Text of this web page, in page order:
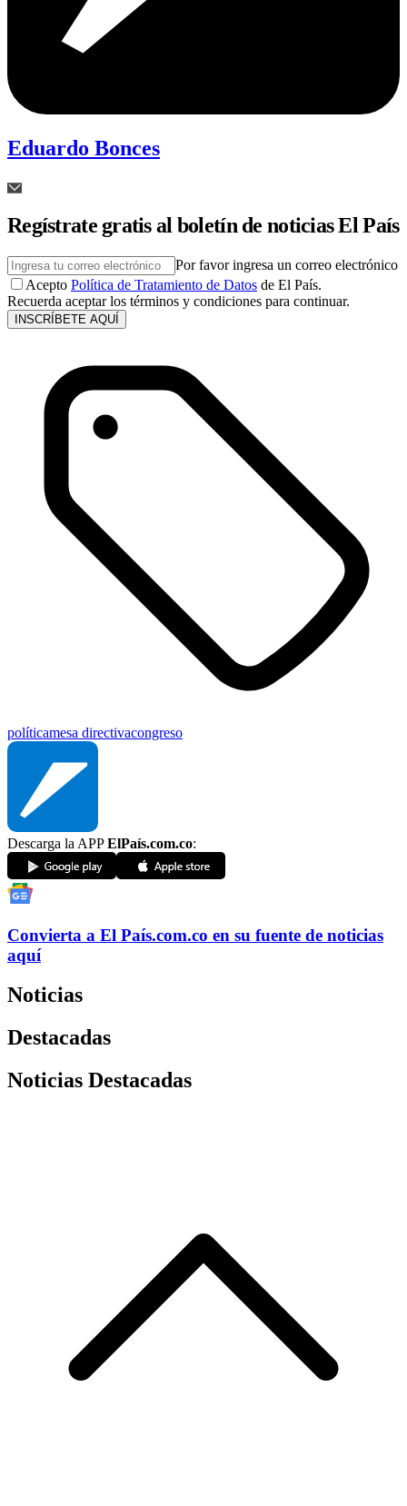
Eduardo Bonces
Regístrate gratis al boletín de noticias El País
Por favor ingresa un correo electrónico
Acepto Política de Tratamiento de Datos de El País.
Recuerda aceptar los términos y condiciones para continuar.
INSCRÍBETE AQUÍ
políticamesa directivacongreso
Descarga la APPElPaís.com.co:
Convierta a El País.com.co en su fuente de noticias
aquí
Noticias
Destacadas
Noticias Destacadas